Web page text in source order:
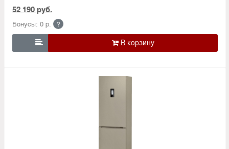
52 190 руб.
Бонусы: 0 р. ?
